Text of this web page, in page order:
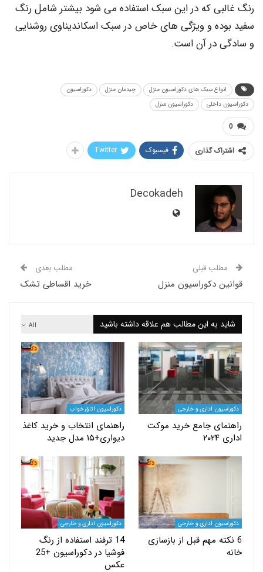
که در این سبک استفاده می شود بیشتر شامل رنگ
و ویژگی های خاص در سبک اسکاندیناوی روشنایی
در آن است.
سبک های دکوراسیون منزل چیدمان منزل
دکوراسیون
داخلی
دکوراسیون منزل
گذاری فیسبوک Twitter
Decokadeh
قبلی
دکوراسیون منزل
مطلب بعدی
خرید اقساطی تشک
به این مطالب هم علاقه داشته باشید
اداری و خارجی
جامع خرید موکت
دکوراسیون اتاق خواب
راهنمای انتخاب و خرید کاغذ
اداری و خارجی
مهم قبل از بازسازی
دکوراسیون اداری و خارجی
14 ترفند استفاده از رنگ
فوشیا در دکوراسیون +25